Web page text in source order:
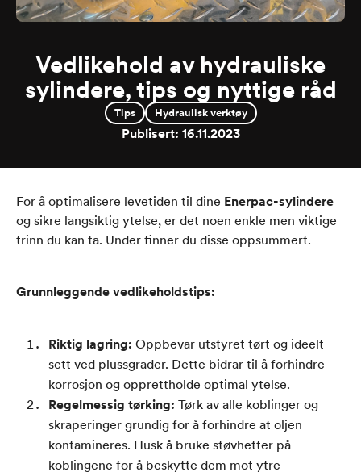
Vedlikehold av hydrauliske
sylindere, tips og nyttige råd
Tips Hydraulisk verktøy
Publisert: 16.11.2023
For å optimalisere levetiden til dine Enerpac-sylindere
og sikre langsiktig ytelse, er det noen enkle men viktige
trinn du kan ta. Under finner du disse oppsummert.
Grunnleggende vedlikeholdstips:
Riktig lagring: Oppbevar utstyret tørt og ideelt
sett ved plussgrader. Dette bidrar til å forhindre
korrosjon og opprettholde optimal ytelse.
Regelmessig tørking: Tørk av alle koblinger og
skraperinger grundig for å forhindre at oljen
kontamineres. Husk å bruke støvhetter på
koblingene for å beskytte dem mot ytre